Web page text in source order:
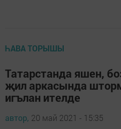
ҺАВА ТОРЫШЫ
Татарстанда яшен,
җил аркасында
игълан ителде
автор, 20 май 2021 - 15:35